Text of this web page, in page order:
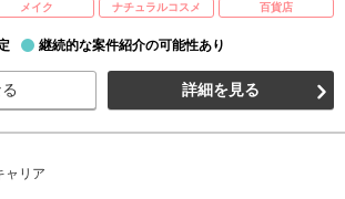
メイク ナチュラルコスメ 百貨店
継続的な案件紹介の可能性あり
詳細を見る
ャリア